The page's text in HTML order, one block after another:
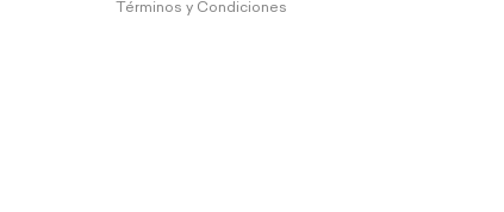
Términos y Condiciones